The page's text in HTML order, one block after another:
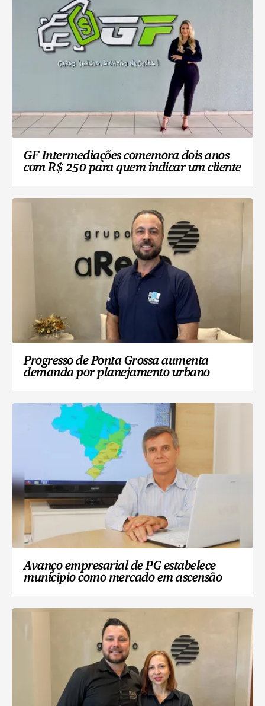
GF Intermediações comemora dois anos
com R$ 250 para quem indicar um cliente
Progresso de Ponta Grossa aumenta
demanda por planejamento urbano
Avanço empresarial de PG estabelece
município como mercado em ascensão